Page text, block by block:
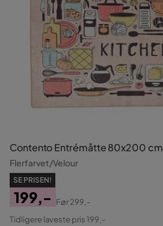
Contento Entrémåtte 80x200 cm
Flerfarvet/Velour
SE PRISEN!
Pris
199,-
Original
Før299,-
Tidligere laveste pris 199,-